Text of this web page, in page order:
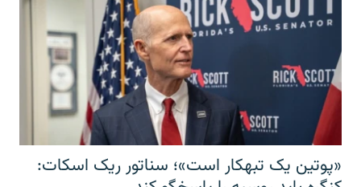
«پوتین یک تبهکار است»؛ سناتور ریک اسکات: